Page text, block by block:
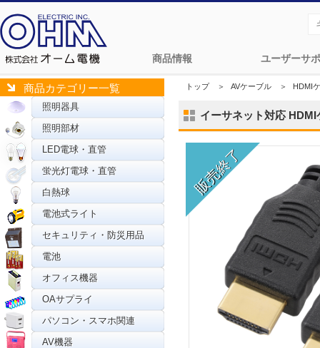
商品情報 ユーザーサ
商品カテゴリー一覧
照明器具
照明部材
LED電球・直管
蛍光灯電球・直管
白熱球
電池式ライト
セキュリティ・防災用品
電池
オフィス機器
OAサプライ
パソコン・スマホ関連
AV機器
トップ＞ AVケーブル ＞ HDMI
イーサネット対応